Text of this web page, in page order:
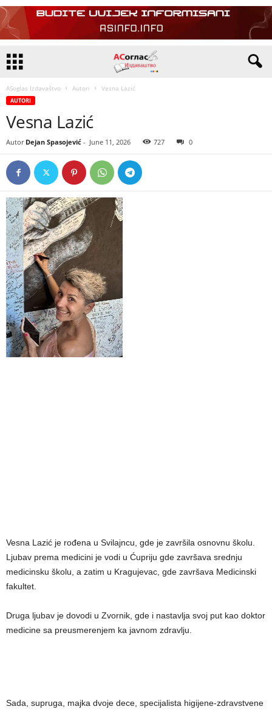
ASoglas Izdavaštvo Autori Vesna Lazić
AUTORI
Vesna Lazić
Autor Dejan Spasojević - June 11, 2026 727 0
Vesna Lazić je rođena u Svilajncu, gde je završila osnovnu školu.
Ljubav prema medicini je vodi u Ćupriju gde završava srednju
medicinsku školu, a zatim u Kragujevac, gde završava Medicinski
fakultet.
Druga ljubav je dovodi u Zvornik, gde i nastavlja svoj put kao doktor
medicine sa preusmerenjem ka javnom zdravlju.
Sada, supruga, majka dvoje dece, specijalista higijene-zdravstvene